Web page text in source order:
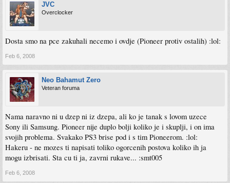
JVC
Overclocker
Dosta smo na pce zakuhali necemo i ovdje (Pioneer protiv ostalih) :lol:
Feb 6, 2008
Neo Bahamut Zero
Veteran foruma
Nama naravno ni u dzep ni iz dzepa, ali ko je tanak s lovom uzece
Sony ili Samsung. Pioneer nije duplo bolji koliko je i skuplji, i on ima
svojih problema. Svakako PS3 brise pod i s tim Pioneerom. :lol:
Hakeru - ne mozes ti napisati toliko ogorcenih postova koliko ih ja
mogu izbrisati. Sta cu ti ja, zavrni rukave... :smt005
Feb 6, 2008